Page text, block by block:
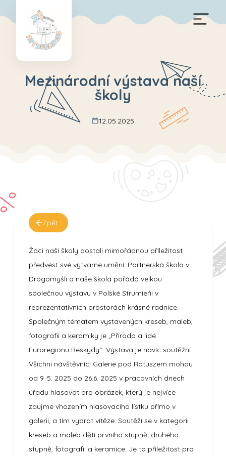
Mezinárodní výstava naší
školy
12.05.2025
Zpět
Žáci naší školy dostali mimořádnou příležitost
předvést své výtvarné umění. Partnerská škola v
Drogomyśli a naše škola pořádá velkou
společnou výstavu v Polské Strumieńi v
reprezentativních prostorách krásné radnice.
Společným tématem vystavených kreseb, maleb,
fotografií a keramiky je „Příroda a lidé
Euroregionu Beskydy“. Výstava je navíc soutěžní.
Všichni návštěvníci Galerie pod Ratuszem mohou
od 9. 5. 2025 do 26.6. 2025 v pracovních dnech
úřadu hlasovat pro obrázek, který je nejvíce
zaujme vhozením hlasovacího lístku přímo v
galerii, a tím vybrat vítěze. Soutěží se v kategorii
kreseb a maleb dětí prvního stupně, druhého
stupně, fotografii a keramice. Je to příležitost pro